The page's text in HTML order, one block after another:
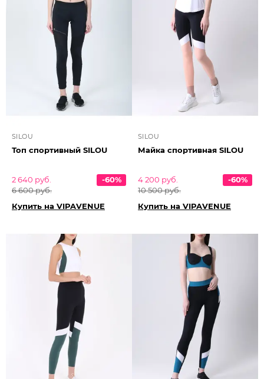
SILOU
Топ спортивный SILOU
2 640 руб.
6 600 руб.
-60%
Купить на VIPAVENUE
SILOU
Майка спортивная SILOU
4 200 руб.
10 500 руб.
-60%
Купить на VIPAVENUE